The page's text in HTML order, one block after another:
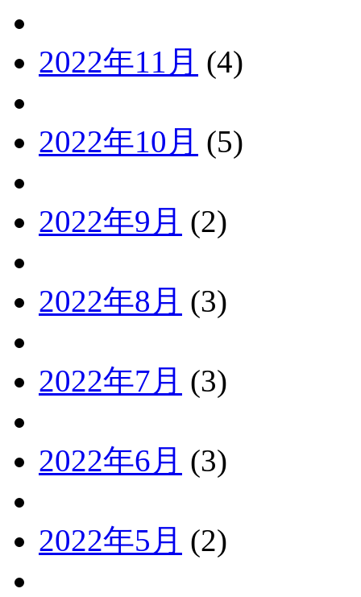
2022年11月 (4)
2022年10月 (5)
2022年9月 (2)
2022年8月 (3)
2022年7月 (3)
2022年6月 (3)
2022年5月 (2)